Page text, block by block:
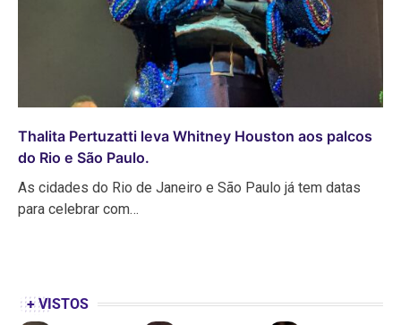
Thalita Pertuzatti leva Whitney Houston aos palcos
do Rio e São Paulo.
As cidades do Rio de Janeiro e São Paulo já tem datas
para celebrar com…
+ VISTOS